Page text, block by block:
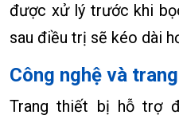
được xử lý trước khi
sau điều trị sẽ kéo dài
Công nghệ và
Trang thiết bị hỗ trợ